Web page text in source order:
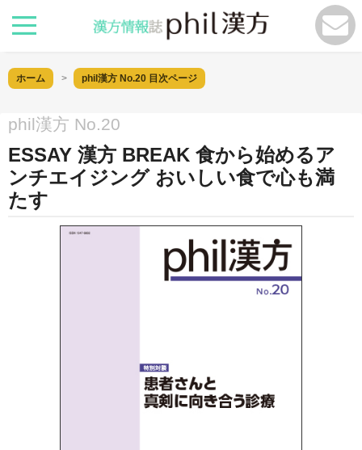
ホーム phil漢方 No.20 目次ページ
phil漢方 No.20
ESSAY 漢方 BREAK 食から始めるア
ンチエイジング おいしい食で心も満
たす